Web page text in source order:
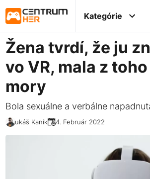
Kategórie
Žena tvrdí, že ju
vo VR, mala z
mory
Bola sexuálne a verbálne
Lukáš Kanik 04. Február 2022